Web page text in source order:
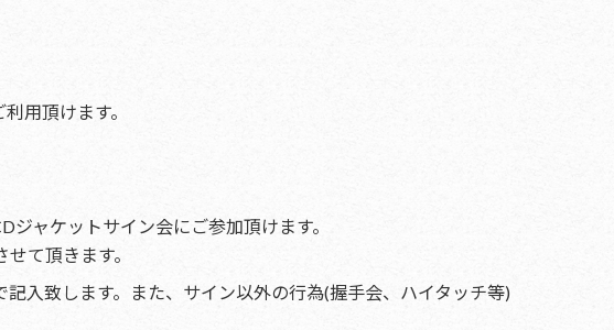
用頂けます。
ャケットサイン会にご参加頂けます。
て頂きます。
入致します。また、サイン以外の行為(握手会、ハイタッチ等)